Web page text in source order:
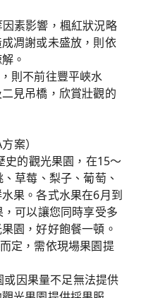
素影響，楓紅狀況略
凋謝或未盛放，則依
。
則不前往豐平峽水
見吊橋，欣賞壯觀的
案）
史的觀光果園，在15〜
草莓、梨子、葡萄、
果。各式水果在6月到
可以讓您同時享受多
園，好好飽餐一頓。
定，需依現場果園提
因果量不足無法提供